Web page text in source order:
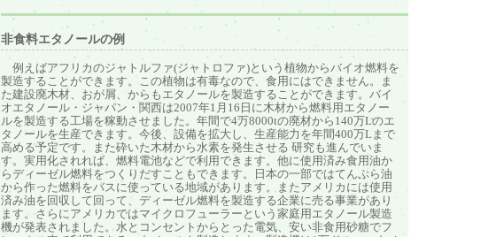
非食料エタノールの例
例えばアフリカのジャトルファ(ジャトロファ)という植物からバイオ燃料を
製造することができます。この植物は有毒なので、食用にはできません。ま
た建設廃木材、おが屑、からもエタノールを製造することができます。バイ
オエタノール・ジャパン・関西は2007年1月16日に木材から燃料用エタノー
ルを製造する工場を稼動させました。年間で4万8000tの廃材から140万Lのエ
タノールを生産できます。今後、設備を拡大し、生産能力を年間400万Lまで
高める予定です。また砕いた木材から水素を発生させる 研究も進んでいま
す。実用化されれば、燃料電池などで利用できます。他に使用済み食用油か
らディーゼル燃料をつくりだすこともできます。日本の一部ではてんぷら油
から作った燃料をバスに使っている地域があります。またアメリカには使用
済み油を回収して回って、ディーゼル燃料を製造する企業に売る事業があり
ます。さらにアメリカではマイクロフューラーという家庭用エタノール製造
機が発表されました。水とコンセントからとった電気、安い非食用砂糖でフ